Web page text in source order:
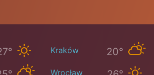
Kraków 20°
Wrocław